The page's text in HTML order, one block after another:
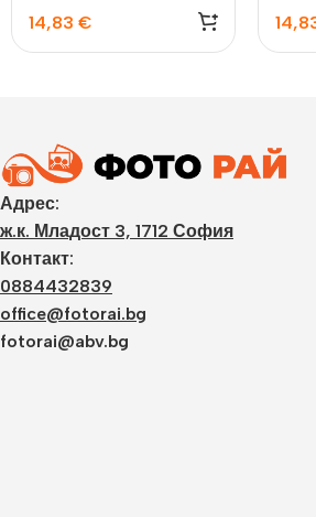
Fujifilm Instax Mini 12
Laporta, Blossom Pink
14,83 €
Адрес:
ж.к. Младост 3, 1712 София
Контакт:
0884432839
office@fotorai.bg
fotorai@abv.bg